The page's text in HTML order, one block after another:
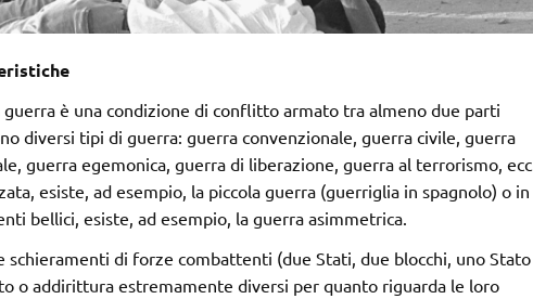
è una condizione di conflitto armato tra almeno due parti
diversi tipi di guerra: guerra convenzionale, guerra civile, guerra
guerra egemonica, guerra di liberazione, guerra al terrorismo, ecc.
esiste, ad esempio, la piccola guerra (guerriglia in spagnolo) o in
bellici, esiste, ad esempio, la guerra asimmetrica.
schieramenti di forze combattenti (due Stati, due blocchi, uno Stato
o addirittura estremamente diversi per quanto riguarda le loro